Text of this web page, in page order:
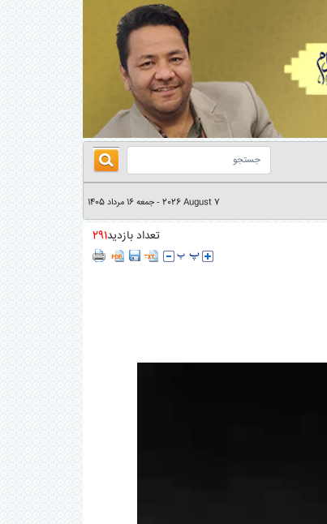
2026 August 7
-جمعه 16 مرداد 1405
تعداد بازدید291